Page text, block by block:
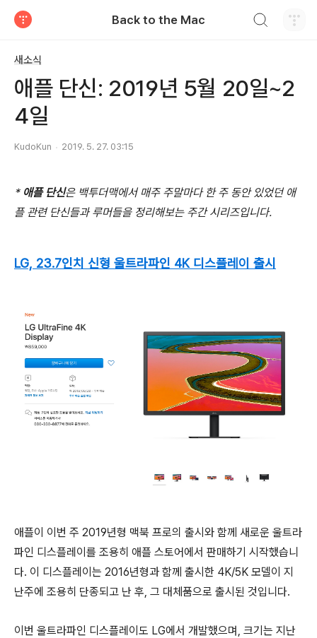
Back to the Mac
새소식
애플 단신: 2019년 5월 20일~2
4일
KudoKun 2019. 5. 27. 03:15
* 애플 단신은 백투더맥에서 매주 주말마다 한 주 동안 있었던 애
플 관련 단신들과 루머들을 정리해보는 주간 시리즈입니다.
LG, 23.7인치 신형 울트라파인 4K 디스플레이 출시
애플이 이번 주 2019년형 맥북 프로의 출시와 함께 새로운 울트라
파인 디스플레이를 조용히 애플 스토어에서 판매하기 시작했습니
다. 이 디스플레이는 2016년형과 함께 출시한 4K/5K 모델이 지
난주에 조용히 단종되고 난 후, 그 대체품으로 출시된 것입니다.
이번 울트라파인 디스플레이도 LG에서 개발했으며, 크기는 지난